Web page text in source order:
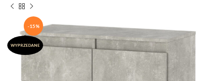
-15%
WYPRZEDANE